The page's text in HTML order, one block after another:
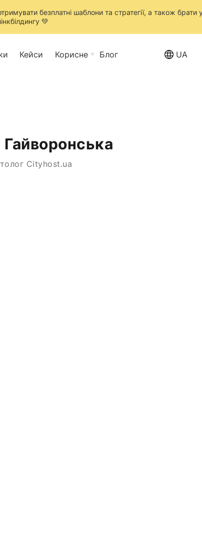
безплатні шаблони та стратегії, а також брати
💚
Кейси Корисне Блог UA
Гайворонська
Cityhost.ua